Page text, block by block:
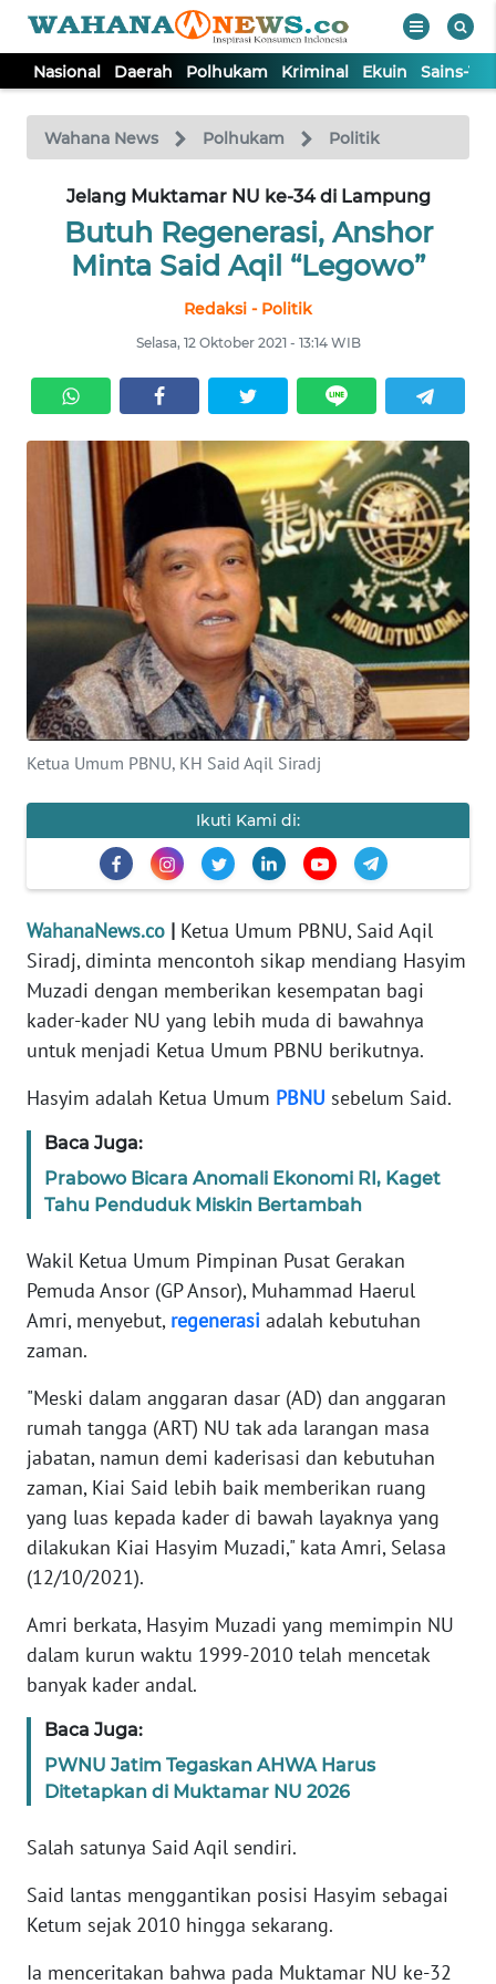
Nasional Daerah Polhukam Kriminal Ekuin Sains-
Wahana News Polhukam Politik
Jelang Muktamar NU ke-34 di Lampung
Butuh Regenerasi, Anshor
Minta Said Aqil “Legowo”
Redaksi - Politik
Selasa, 12 Oktober 2021 - 13:14 WIB
Ketua Umum PBNU, KH Said Aqil Siradj
Ikuti Kami di:
WahanaNews.co | Ketua Umum PBNU, Said Aqil
Siradj, diminta mencontoh sikap mendiang Hasyim
Muzadi dengan memberikan kesempatan bagi
kader-kader NU yang lebih muda di bawahnya
untuk menjadi Ketua Umum PBNU berikutnya.
Hasyim adalah Ketua Umum PBNU sebelum Said.
Baca Juga:
Prabowo Bicara Anomali Ekonomi RI, Kaget
Tahu Penduduk Miskin Bertambah
Wakil Ketua Umum Pimpinan Pusat Gerakan
Pemuda Ansor (GP Ansor), Muhammad Haerul
Amri, menyebut, regenerasi adalah kebutuhan
zaman.
"Meski dalam anggaran dasar (AD) dan anggaran
rumah tangga (ART) NU tak ada larangan masa
jabatan, namun demi kaderisasi dan kebutuhan
zaman, Kiai Said lebih baik memberikan ruang
yang luas kepada kader di bawah layaknya yang
dilakukan Kiai Hasyim Muzadi," kata Amri, Selasa
(12/10/2021).
Amri berkata, Hasyim Muzadi yang memimpin NU
dalam kurun waktu 1999-2010 telah mencetak
banyak kader andal.
Baca Juga:
PWNU Jatim Tegaskan AHWA Harus
Ditetapkan di Muktamar NU 2026
Salah satunya Said Aqil sendiri.
Said lantas menggantikan posisi Hasyim sebagai
Ketum sejak 2010 hingga sekarang.
Ia menceritakan bahwa pada Muktamar NU ke-32
TV
Tutup
NASIONAL
DAERAH
KRIMINAL
EKUIN
SAINS-TEKNO
KESEHATAN
INTERNASIONAL
SERBA-SERBI
PENDIDIKAN
EDITORIAL
Informasi
INDEKS
KONTAK
KAMI
INFO
TENTANG
KAMI
MEDIA
SIBER
REDAKSI
KARIR
Wahana
News
Regional
WN
SUMUT
WN
JAKARTA
WN